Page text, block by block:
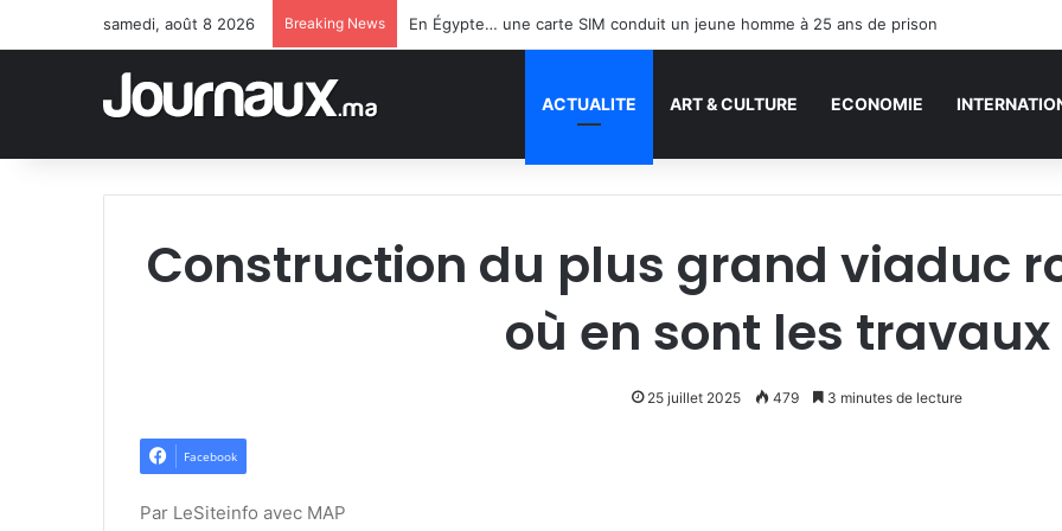
samedi, août 8 2026 Breaking News
ACTUALITE ART & CULTURE ECONOMIE
Construction du plus grand viaduc
où en sont les travaux
25 juillet 2025 479 3 minutes de lecture
Facebook
Par LeSiteinfo avec MAP